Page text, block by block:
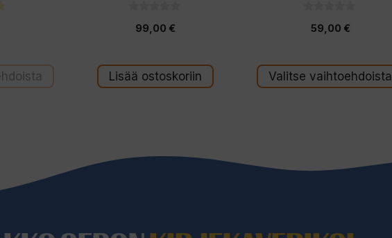
ä
99,00 €
Lisää ostoskoriin
ä
59,00 €
Valitse vaihtoehdoista